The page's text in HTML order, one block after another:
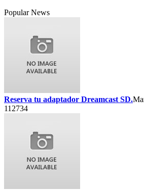
Popular News
Reserva tu adaptador Dreamcast SD.
112734